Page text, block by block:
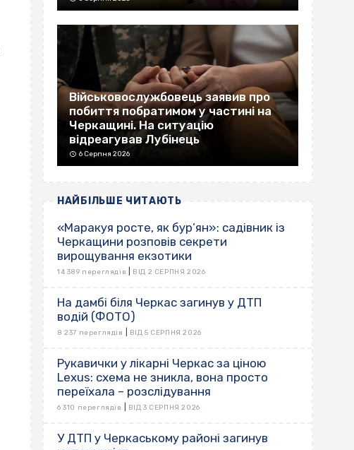
Військовослужбовець заявив про
побиття побратимом у частині на
Черкащині. На ситуацію
відреагував Лубінець
6 Серпня 2026
НАЙБІЛЬШЕ ЧИТАЮТЬ
«Маракуя росте, як бур’ян»: садівник із
Черкащини розповів секрети
вирощування екзотики
14 389 переглядів ВІД 2 СЕРПНЯ 2026
На дамбі біля Черкас загинув у ДТП
водій (ФОТО)
8 237 переглядів ВІД 5 СЕРПНЯ 2026
Рукавички у лікарні Черкас за ціною
Lexus: схема не зникла, вона просто
переїхала – розслідування
6 310 переглядів ВІД 3 СЕРПНЯ 2026
У ДТП у Черкаському районі загинув